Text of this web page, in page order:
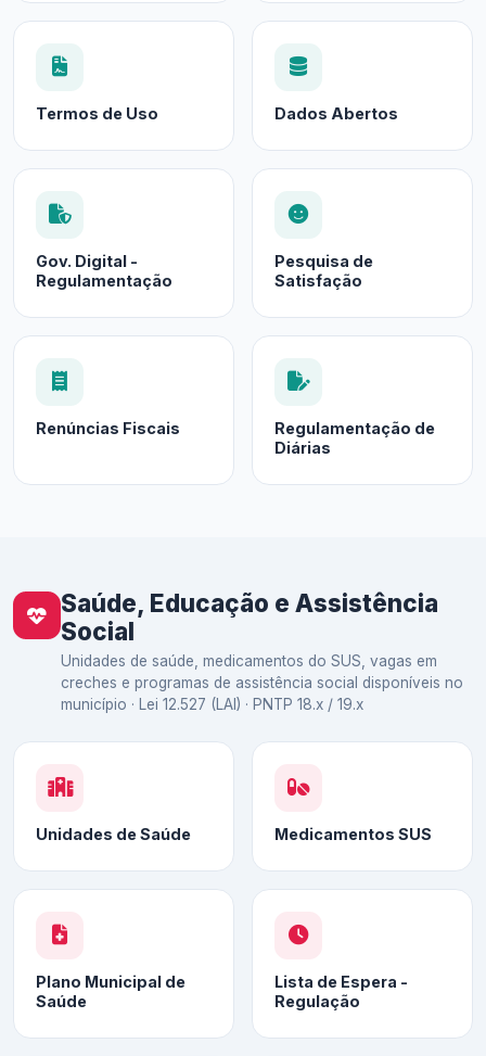
Termos de Uso Dados Abertos
Gov. Digital -
Regulamentação
Pesquisa de
Satisfação
Renúncias Fiscais
Regulamentação de
Diárias
Saúde, Educação e Assistência
Social
Unidades de saúde, medicamentos do SUS, vagas em
creches e programas de assistência social disponíveis no
município · Lei 12.527 (LAI) · PNTP 18.x / 19.x
Unidades de Saúde Medicamentos SUS
Plano Municipal de
Saúde
Lista de Espera -
Regulação